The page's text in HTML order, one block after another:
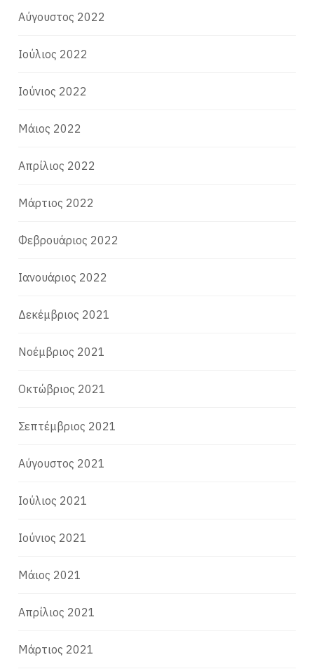
Αύγουστος 2022
Ιούλιος 2022
Ιούνιος 2022
Μάιος 2022
Απρίλιος 2022
Μάρτιος 2022
Φεβρουάριος 2022
Ιανουάριος 2022
Δεκέμβριος 2021
Νοέμβριος 2021
Οκτώβριος 2021
Σεπτέμβριος 2021
Αύγουστος 2021
Ιούλιος 2021
Ιούνιος 2021
Μάιος 2021
Απρίλιος 2021
Μάρτιος 2021